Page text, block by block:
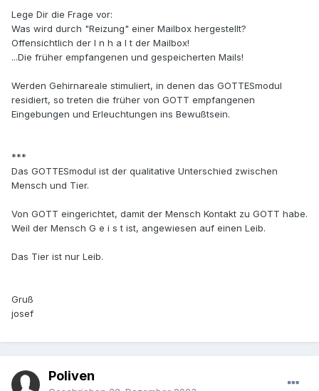
Lege Dir die Frage vor:
Was wird durch "Reizung" einer Mailbox hergestellt?
Offensichtlich der I n h a l t der Mailbox!
...Die früher empfangenen und gespeicherten Mails!
Werden Gehirnareale stimuliert, in denen das GOTTESmodul
residiert, so treten die früher von GOTT empfangenen
Eingebungen und Erleuchtungen ins Bewußtsein.
***
Das GOTTESmodul ist der qualitative Unterschied zwischen
Mensch und Tier.
Von GOTT eingerichtet, damit der Mensch Kontakt zu GOTT habe.
Weil der Mensch G e i s t ist, angewiesen auf einen Leib.
Das Tier ist nur Leib.
Gruß
josef
Poliven